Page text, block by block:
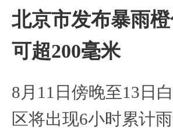
北京市发布暴雨
可超200毫米
8月11日傍晚至13日
区将出现6小时累计